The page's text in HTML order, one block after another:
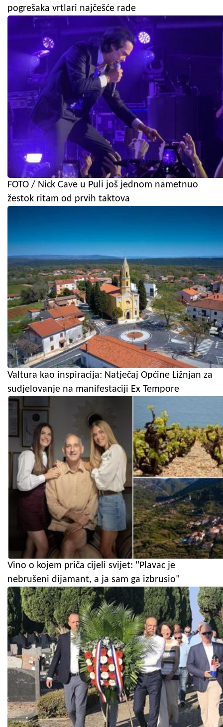
pogrešaka vrtlari najčešće rade
FOTO / Nick Cave u Puli još jednom nametnuo
žestok ritam od prvih taktova
Valtura kao inspiracija: Natječaj Općine Ližnjan za
sudjelovanje na manifestaciji Ex Tempore
Vino o kojem priča cijeli svijet: "Plavac je
nebrušeni dijamant, a ja sam ga izbrusio"